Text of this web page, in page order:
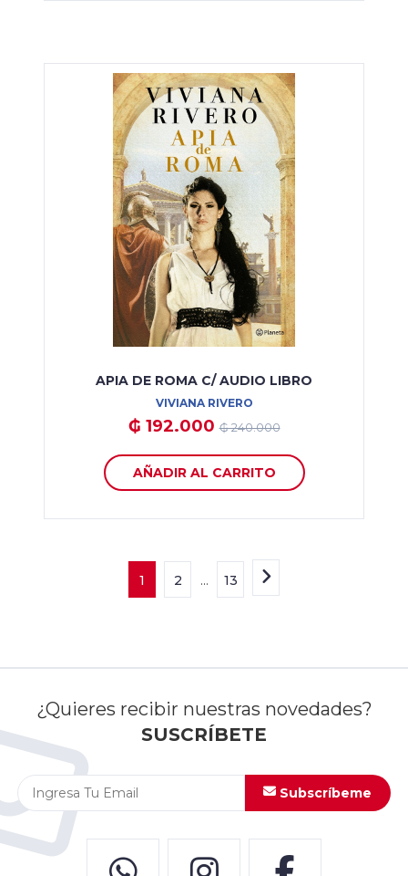
APIA DE ROMA C/ AUDIO LIBRO
VIVIANA RIVERO
₲ 192.000₲ 240.000
AÑADIR AL CARRITO
1 2 ... 13
¿Quieres recibir nuestras novedades?
SUSCRÍBETE
Subscríbeme